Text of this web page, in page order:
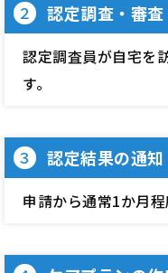
２ 認定調査・審査
認定調査員が自宅を
す。
３ 認定結果の通知
申請から通常1か月程